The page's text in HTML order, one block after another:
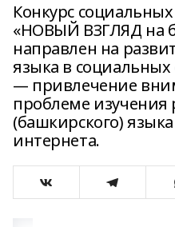
Конкурс
«НОВЫЙ ВЗГЛЯД на
направлен на
языка в социальных
— привлечение
проблеме изучения
(башкирского)
интернета.